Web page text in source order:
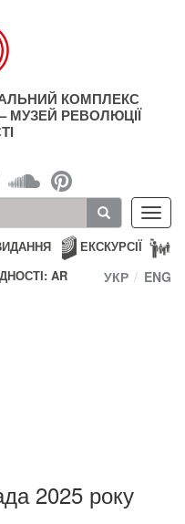
КОМПЛЕКС
МУЗЕЙ РЕВОЛЮЦІЇ
ЕКСКУРСІЇ
AR
УКР ENG
2025 року